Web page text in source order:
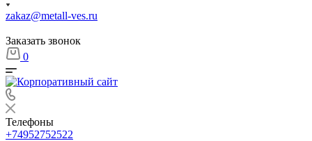
zakaz@metall-ves.ru
Заказать звонок
0
Телефоны
+74952752522